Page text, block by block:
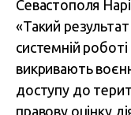
Севастополя
«Такий
системній роботі
викривають
доступу до
правову оцінку